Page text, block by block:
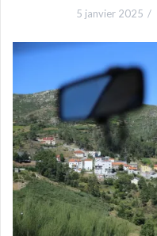
5 janvier 2025